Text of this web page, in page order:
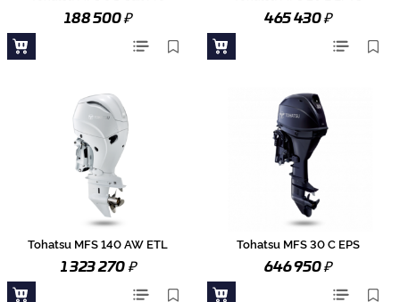
188 500₽ 465 430₽
Tohatsu MFS 140 AW ETL
1 323 270₽
Tohatsu MFS 30 C EPS
646 950₽